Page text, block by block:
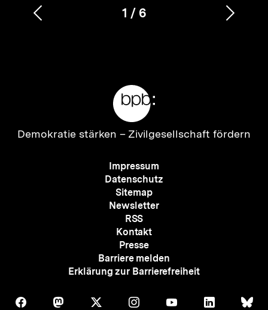
Karussellinhalt
1
von
/ 6
Vorherigen
Zur
Demokratie stärken – Zivilgesellschaft fördern
Meta-
Navigation
Impressum
Datenschutz
Sitemap
Newsletter
RSS
Kontakt
Presse
Barriere melden
Erklärung zur Barrierefreiheit
Auf
Auf